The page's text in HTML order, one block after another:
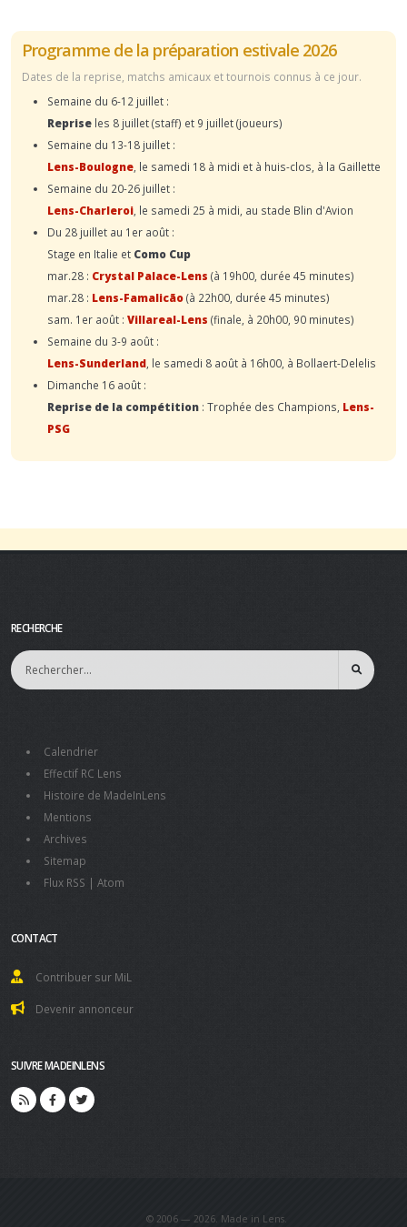
Programme de la préparation estivale 2026
Dates de la reprise, matchs amicaux et tournois connus à ce jour.
Semaine du 6-12 juillet :
Reprise les 8 juillet (staff) et 9 juillet (joueurs)
Semaine du 13-18 juillet :
Lens-Boulogne , le samedi 18 à midi et à huis-clos, à la Gaillette
Semaine du 20-26 juillet :
Lens-Charleroi , le samedi 25 à midi, au stade Blin d'Avion
Du 28 juillet au 1er août :
Stage en Italie et Como Cup
mar.28 : Crystal Palace-Lens (à 19h00, durée 45 minutes)
mar.28 : Lens-Famalicão(à 22h00, durée 45 minutes)
sam. 1er août : Villareal-Lens (finale, à 20h00, 90 minutes)
Semaine du 3-9 août :
Lens-Sunderland , le samedi 8 août à 16h00, à Bollaert-Delelis
Dimanche 16 août :
Reprise de la compétition : Trophée des Champions, Lens-
PSG
RECHERCHE
Calendrier
Effectif RC Lens
Histoire de MadeInLens
Mentions
Archives
Sitemap
Flux RSS | Atom
CONTACT
Contribuer sur MiL
Devenir annonceur
SUIVRE MADEINLENS
© 2006 — 2026. Made in Lens.